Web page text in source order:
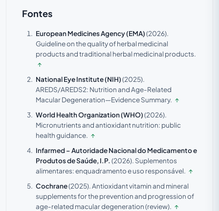
Fontes
European Medicines Agency (EMA)(2026).
Guideline on the quality of herbal medicinal
products and traditional herbal medicinal products.
↑
National Eye Institute (NIH)(2025).
AREDS/AREDS2: Nutrition and Age-Related
Macular Degeneration—Evidence Summary. ↑
World Health Organization (WHO)(2026).
Micronutrients and antioxidant nutrition: public
health guidance. ↑
Infarmed – Autoridade Nacional do Medicamento e
Produtos de Saúde, I.P.(2026). Suplementos
alimentares: enquadramento e uso responsável. ↑
Cochrane(2025).Antioxidant vitamin and mineral
supplements for the prevention and progression of
age-related macular degeneration (review). ↑